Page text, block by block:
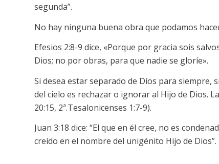
segunda”.
No hay ninguna buena obra que podamos
Efesios 2:8-9 dice, «Porque por gracia sois
Dios; no por obras, para que nadie se gloríe».
Si desea estar separado de Dios para siempre,
del cielo es rechazar o ignorar al Hijo de Dios.
20:15, 2ª.Tesalonicenses 1:7-9).
Juan 3:18 dice: “El que en él cree, no es
creído en el nombre del unigénito Hijo de Dios”.